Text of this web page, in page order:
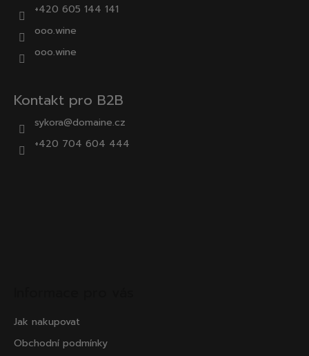
+420 605 144 141
ooo.wine
ooo.wine
Kontakt pro B2B
sykora@domaine.cz
+420 704 604 444
Jak nakupovat
Obchodní podmínky